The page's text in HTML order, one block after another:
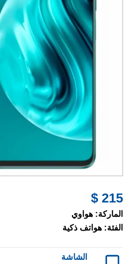
215 $
الماركة: هواوي
الفئة: هواتف ذكية
الشاشة